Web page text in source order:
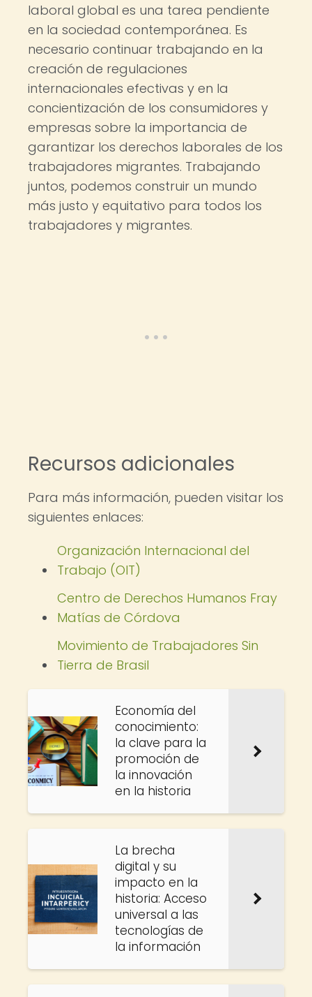
laboral global es una tarea pendiente
en la sociedad contemporánea. Es
necesario continuar trabajando en la
creación de regulaciones
internacionales efectivas y en la
concientización de los consumidores y
empresas sobre la importancia de
garantizar los derechos laborales de los
trabajadores migrantes. Trabajando
juntos, podemos construir un mundo
más justo y equitativo para todos los
trabajadores y migrantes.
Recursos adicionales
Para más información, pueden visitar los
siguientes enlaces:
Organización Internacional del
Trabajo (OIT)
Centro de Derechos Humanos Fray
Matías de Córdova
Movimiento de Trabajadores Sin
Tierra de Brasil
Economía del
conocimiento:
la clave para la
promoción de
la innovación
en la historia
La brecha
digital y su
impacto en la
historia: Acceso
universal a las
tecnologías de
la información